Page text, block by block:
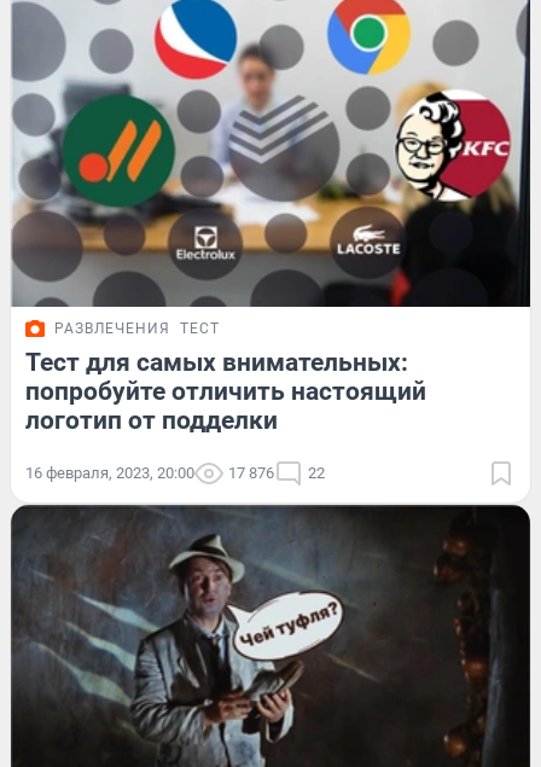
РАЗВЛЕЧЕНИЯ ТЕСТ
Тест для самых внимательных:
попробуйте отличить настоящий
логотип от подделки
16 февраля, 2023, 20:00 17 876 22